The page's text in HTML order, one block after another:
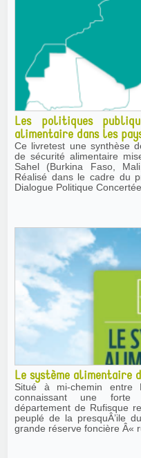
Les politiques
alimentaire dans les
Ce livretest une synthèse
de sécurité alimentaire
Sahel (Burkina Faso,
Réalisé dans le cadre du
Dialogue Politique
Le système alimentaire
Situé à mi-chemin
connaissant une forte
département de Rufisque
peuplé de la presquÂ’ile
grande réserve foncière Â«